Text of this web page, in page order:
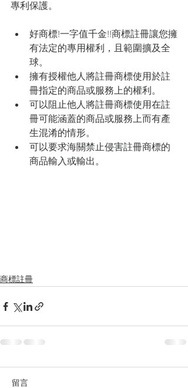
專利保護。
好商標!一字值千金!!商標註冊讓您擁
有法定的專用權利，且範圍擴及全
球。
擁有授權他人將註冊商標使用於註
冊指定的商品或服務上的權利。
可以阻止他人將註冊商標使用在註
冊可能涵蓋的商品或服務上而有產
生混淆的情形。
可以要求海關禁止侵害註冊商標的
商品輸入或輸出。
商標註冊
留言